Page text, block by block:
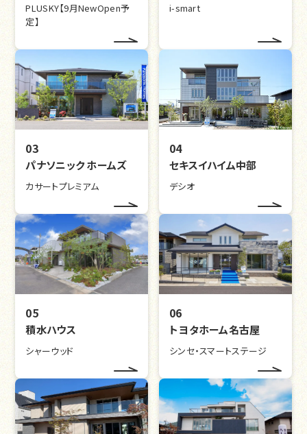
PLUSKY【9月NewOpen予
定】
i-smart
03
パナソニック ホームズ
カサートプレミアム
04
セキスイハイム中部
デシオ
05
積水ハウス
シャーウッド
06
トヨタホーム名古屋
シンセ・スマートステージ